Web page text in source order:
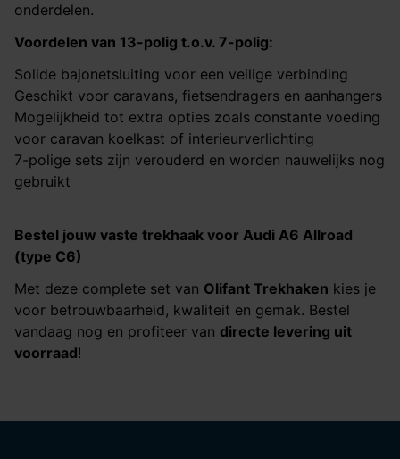
onderdelen.
Voordelen van 13-polig t.o.v. 7-polig:
Solide bajonetsluiting voor een veilige verbinding
Geschikt voor caravans, fietsendragers en aanhangers
Mogelijkheid tot extra opties zoals constante voeding
voor caravan koelkast of interieurverlichting
7-polige sets zijn verouderd en worden nauwelijks nog
gebruikt
Bestel jouw vaste trekhaak voor Audi A6 Allroad
(type C6)​​​​​​​
Met deze complete set van Olifant Trekhaken kies je
voor betrouwbaarheid, kwaliteit en gemak. Bestel
vandaag nog en profiteer van directe levering uit
voorraad!